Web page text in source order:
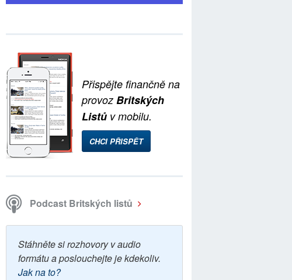
Přispějte finančně na
provoz Britských
Listův mobilu.
CHCI PŘISPĚT
Podcast Britských listů
Stáhněte si rozhovory v audio
formátu a poslouchejte je kdekoliv.
Jak na to?